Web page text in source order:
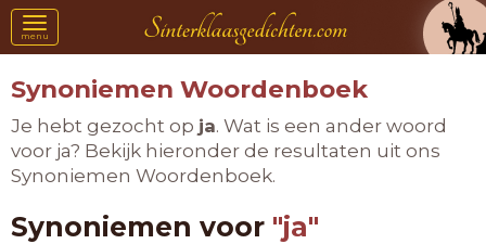
Toggle
navigation
menu
Synoniemen Woordenboek
Je hebt gezocht op ja. Wat is een ander woord
voor ja? Bekijk hieronder de resultaten uit ons
Synoniemen Woordenboek.
Synoniemen voor "ja"